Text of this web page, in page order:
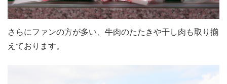
さらにファンの方が多い、牛肉のたたきや干し肉も取り揃
えております。